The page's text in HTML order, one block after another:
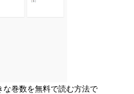
巻数を無料で読む方法で